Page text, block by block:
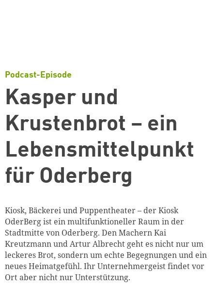
Podcast-Episode
Kasper und
Krustenbrot – ein
Lebensmittelpunkt
für Oderberg
Kiosk, Bäckerei und Puppentheater – der Kiosk
OderBerg ist ein multifunktioneller Raum in der
Stadtmitte von Oderberg. Den Machern Kai
Kreutzmann und Artur Albrecht geht es nicht nur um
leckeres Brot, sondern um echte Begegnungen und ein
neues Heimatgefühl. Ihr Unternehmergeist findet vor
Ort aber nicht nur Unterstützung.